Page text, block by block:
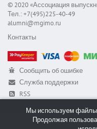
© 2020 «Ассоциация
Тел.: +7(495)225-40-49
alumni@mgimo.ru
Контакты
Сообщить об ошибке
Служба поддержки
RSS
Мы используем файлы
Продолжая